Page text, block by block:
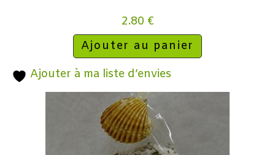
2.80 €
Ajouter au panier
Ajouter à ma liste d’envies